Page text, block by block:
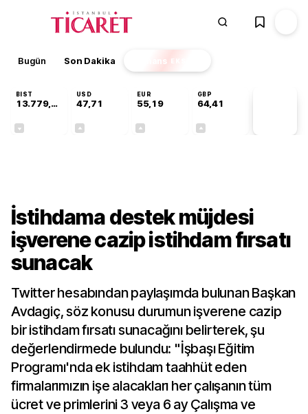
Bugün Son Dakika Finans EKSTRA
BIST
13.779,39
USD
47,71
EUR
55,19
GBP
64,41
İstihdama destek müjdesi
işverene cazip istihdam fırsatı
sunacak
Twitter hesabından paylaşımda bulunan Başkan
Avdagiç, söz konusu durumun işverene cazip
bir istihdam fırsatı sunacağını belirterek, şu
değerlendirmede bulundu: "İşbaşı Eğitim
Programı'nda ek istihdam taahhüt eden
firmalarımızın işe alacakları her çalışanın tüm
ücret ve primlerini 3 veya 6 ay Çalışma ve